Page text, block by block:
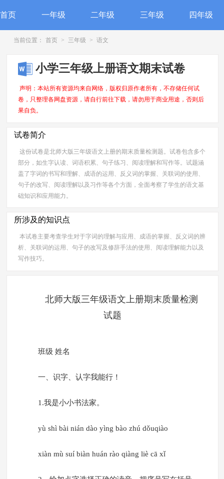
首页 一年级 二年级 三年级 四年级
当前位置： 首页 > 三年级 > 语文
小学三年级上册语文期末试卷
声明：本站所有资源均来自网络，版权归原作者所有，不存储任何试
卷，只整理各网盘资源，请自行前往下载，请勿用于商业用途，否则后
果自负。
试卷简介
这份试卷是北师大版三年级语文上册的期末质量检测题。试卷包含多个
部分，如生字认读、词语积累、句子练习、阅读理解和写作等。试题涵
盖了字词的书写和理解、成语的运用、反义词的掌握、关联词的使用、
句子的改写、阅读理解以及习作等各个方面，全面考察了学生的语文基
础知识和应用能力。
所涉及的知识点
本试卷主要考查学生对于字词的理解与应用、成语的掌握、反义词的辨
析、关联词的运用、句子的改写及修辞手法的使用、阅读理解能力以及
写作技巧。
北师大版三年级语文上册期末质量检测
试题
班级 姓名
一、识字、认字我能行！
1.我是小小书法家。
yù shì bài nián dào yìng bào zhú dǒuqiào
xiàn mù suí biàn huán rào qiàng liè cā xǐ